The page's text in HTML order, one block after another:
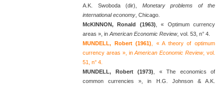
A.K. Swoboda (dir), Monetary problems of the
international economy , Chicago.
McKINNON, Ronald (1963) , « Optimum currency
areas », in American Economic Review, vol. 53, n° 4.
MUNDELL, Robert (1961) , « A theory of optimum
currency areas », inAmerican Economic Review, vol.
51, n° 4.
MUNDELL, Robert (1973) , « The economics of
common currencies », in H.G. Johnson & A.K.